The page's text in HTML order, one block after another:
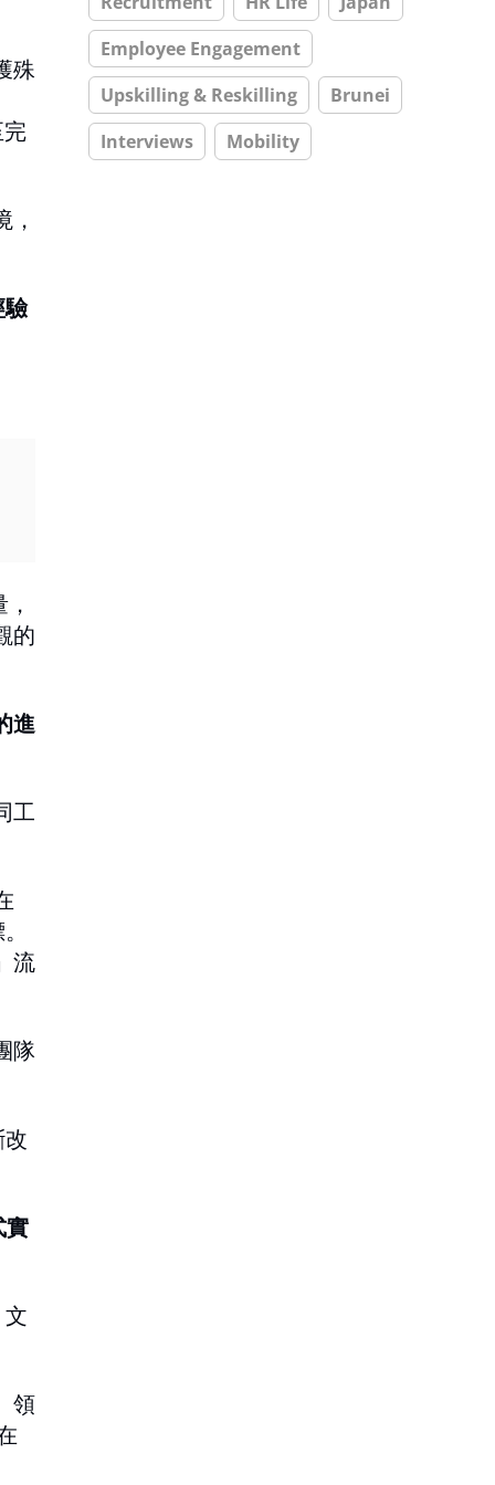
殊
驗
的
進
工
流
隊
實
領
Employee Engagement
Upskilling & Reskilling
Brunei
Interviews
Mobility